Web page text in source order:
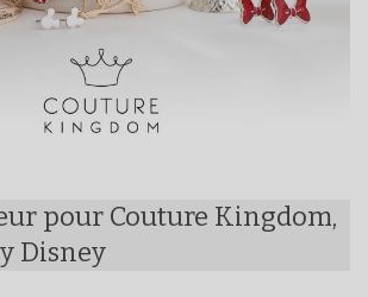
pour Couture Kingdom,
Disney